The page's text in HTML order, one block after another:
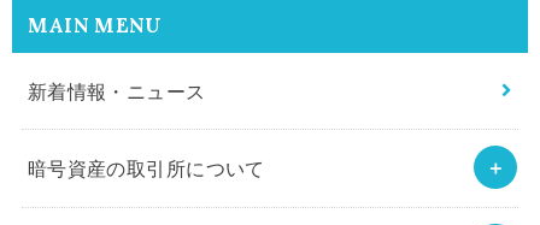
MAIN MENU
新着情報・ニュース
暗号資産の取引所について